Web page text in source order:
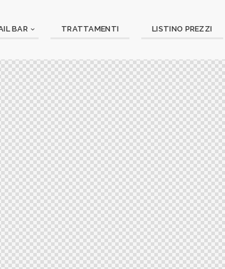
BAR TRATTAMENTI LISTINO PREZZI